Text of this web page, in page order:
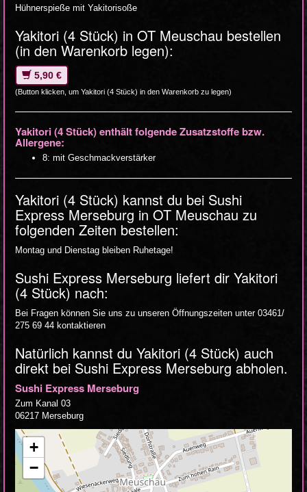
Hühnerspieße mit Yakitorisoße
Yakitori (4 Stück) in OT Meuschau bestellen
(in den Warenkorb legen):
5,90 €
(Button klicken, um Yakitori (4 Stück) in den Warenkorb zu legen)
Yakitori (4 Stück) enthält folgende Zusatzstoffe bzw.
Allergene:
8: mit Geschmackverstärker
Yakitori (4 Stück) kannst du bei Sushi
Express Merseburg in OT Meuschau zu
folgenden Zeiten bestellen:
Montag und Dienstag bleiben Ruhetage!
Sushi Express Merseburg liefert dir Yakitori
(4 Stück) nach:
Bei Fragen können Sie uns zu unseren Öffnungszeiten unter 03461/
275 69 44 kontaktieren
Natürlich kannst du Yakitori (4 Stück) auch
direkt bei Sushi Express Merseburg abholen.
Sushi Express Merseburg
Zum Kanal 03
06217 Merseburg
+
−